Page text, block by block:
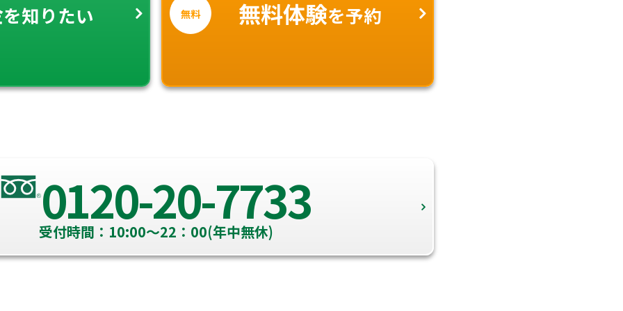
を知りたい 無料 無料体験を予約
0120-20-7733
受付時間：10:00～22：00(年中無休)